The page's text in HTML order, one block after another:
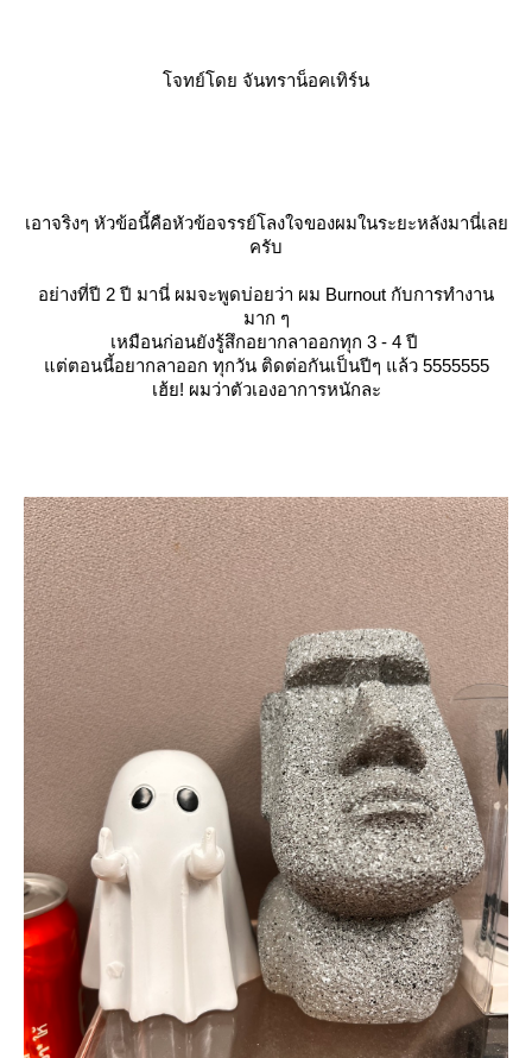
จทย์โดย จันทราน็อคเทิร์น
เอาจริงๆ หัวข้อนี้คือหัวข้อจรรย์โลงใจของผมในระยะหลังมานี่เล
ครับ
อย่างที่ปี 2 ปี มานี่ ผมจะพูดบ่อยว่า ผม Burnout กับการทำงาน
มาก ๆ
เหมือนก่อนยังรู้สึกอยากลาออกทุก 3 - 4 ปี
ต่ตอนนี้อยากลาออก ทุกวัน ติดต่อกันเป็นปีๆ แล้ว 5555555
เฮ้ย! ผมว่าตัวเองอาการหนักละ